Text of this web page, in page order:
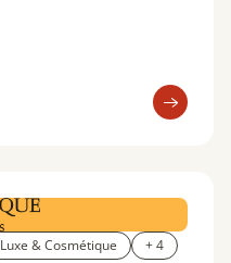
Luxe & Cosmétique + 4